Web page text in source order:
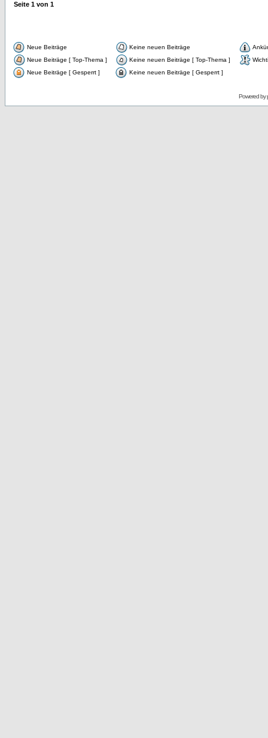
Seite 1 von 1
Neue Beiträge Keine neuen Beiträge
Neue Beiträge [ Top-Thema ]
Keine neuen Beiträge [ Top-Thema ]
Neue Beiträge [ Gesperrt ]
Keine neuen Beiträge [ Gesperrt ]
Powered by